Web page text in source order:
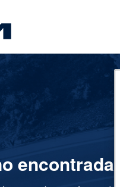
SsangYong
encontrada